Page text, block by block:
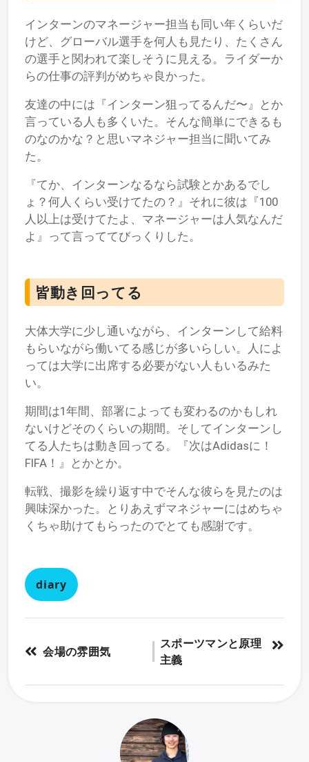
インターンのマネージャー担当も同い年くらいだ
けど、グローバル選手を何人も見たり、たくさん
の選手と関われて楽しそうに見える。ライダーか
らの仕事の評判がめちゃ良かった。
友達の中には『インターン狙ってるんだ〜』とか
言っている人も多くいた。そんな簡単にできるも
のなのかな？と思いマネジャー担当に聞いてみ
た。
『てか、インターンなるなら試験とかあるでし
ょ？何人くらい受けてたの？』それに彼は『100
人以上は受けてたよ、マネージャーは人気なんだ
よ』って言っててびっくりした。
皆動き回ってる
大体大学に少し通いながら、インターンして給料
もらいながら働いてる感じが多いらしい。人によ
っては大学に出席する必要がない人もいるみた
い。
期間は1年間、部署によっても変わるのかもしれ
ないけどそのくらいの期間。そしてインターンし
てる人たちは動き回ってる。『次はAdidasに！
FIFA！』とかとか。
転戦、撮影を繰り返す中でそんな彼らを見たのは
興味深かった。とりあえずマネジャーにはめちゃ
くちゃ助けてもらったのでとても感謝です。
diary
会場の雰囲気
スポーツマンと原理
主義